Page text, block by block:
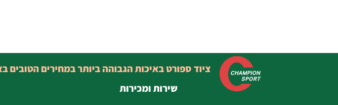
שירות ומכירות
ציוד ספורט באיכות הגבוהה ביותר במחירים